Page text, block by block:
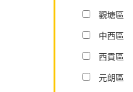
觀塘區
中西區
西貢區
元朗區